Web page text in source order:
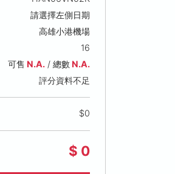
2026/10/01 (四)
售價: NT$ 26,000
請選擇左側日期
高雄小港機場
16
可售 N.A./ 總數N.A.
評分資料不足
$0
$ 0